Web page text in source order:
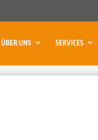
ÜBER UNS SERVICES